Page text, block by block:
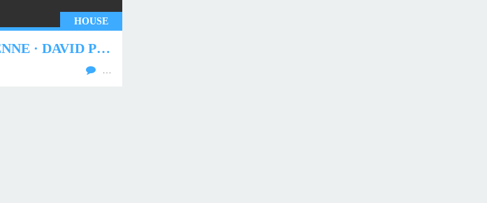
HOUSE
SAINT ETIENNE · DAVID PENN 7 WAYS TO LOVE